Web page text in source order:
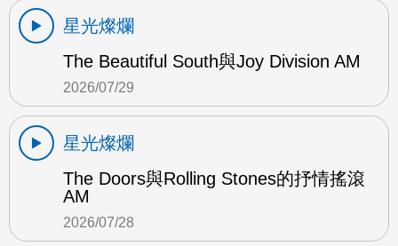
星光燦爛
The Beautiful South與Joy Division AM
2026/07/29
星光燦爛
The Doors與Rolling Stones的抒情搖滾
AM
2026/07/28